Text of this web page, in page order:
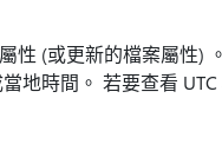
性 (或更新的檔案屬性)
地時間。 若要查看